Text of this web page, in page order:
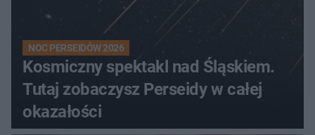
NOC PERSEIDÓW 2026
Kosmiczny spektakl nad Śląskiem.
Tutaj zobaczysz Perseidy w całej
okazałości